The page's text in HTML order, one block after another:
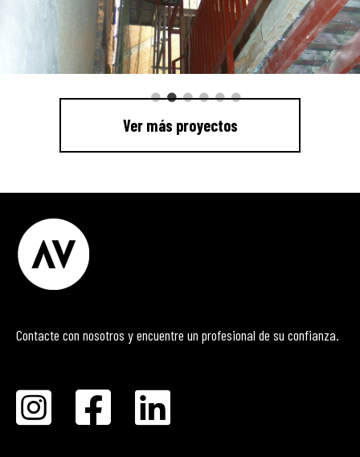
Ver más proyectos
Contacte con nosotros y encuentre un profesional de su confianza.